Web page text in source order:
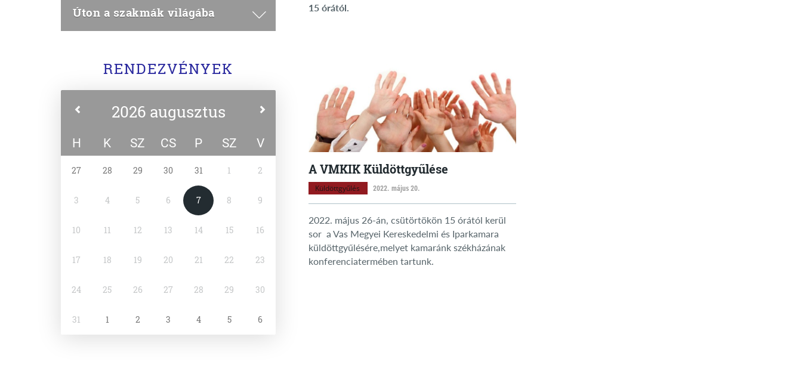
Úton a szakmák világába
RENDEZVÉNYEK
2026 augusztus
H K SZ CS P SZ V
27 28 29 30 31 1 2
3 4 5 6 7 8 9
10 11 12 13 14 15 16
17 18 19 20 21 22 23
24 25 26 27 28 29 30
31 1 2 3 4 5 6
15 órától.
A VMKIK Küldöttgyűlése
Küldöttgyűlés 2022. május 20.
2022. május 26-án, csütörtökön 15 órától kerül
sor a Vas Megyei Kereskedelmi és Iparkamara
küldöttgyűlésére,melyet kamaránk székházának
konferenciatermében tartunk.